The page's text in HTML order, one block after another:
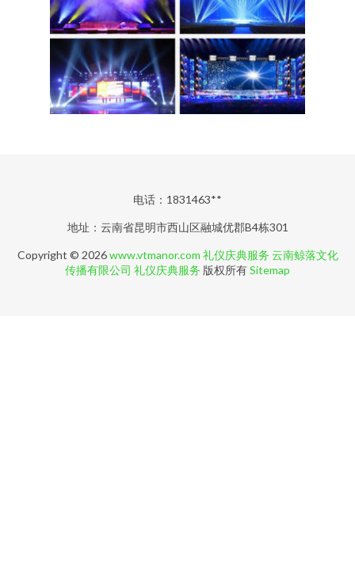
电话：1831463**
地址：云南省昆明市西山区融城优郡B4栋301
Copyright © 2026www.vtmanor.com 礼仪庆典服务 云南鲸落文化
传播有限公司 礼仪庆典服务 版权所有Sitemap